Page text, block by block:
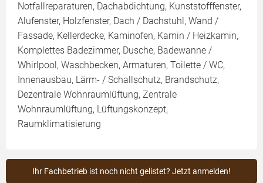
Notfallreparaturen, Dachabdichtung, Kunststofffenster,
Alufenster, Holzfenster, Dach / Dachstuhl, Wand /
Fassade, Kellerdecke, Kaminofen, Kamin / Heizkamin,
Komplettes Badezimmer, Dusche, Badewanne /
Whirlpool, Waschbecken, Armaturen, Toilette / WC,
Innenausbau, Lärm- / Schallschutz, Brandschutz,
Dezentrale Wohnraumlüftung, Zentrale
Wohnraumlüftung, Lüftungskonzept,
Raumklimatisierung
Ihr Fachbetrieb ist noch nicht gelistet? Jetzt anmelden!